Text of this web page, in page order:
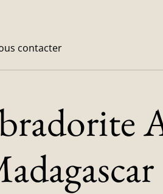
contacter